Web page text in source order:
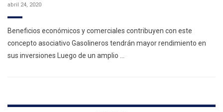
abril 24, 2020
Beneficios económicos y comerciales contribuyen con este
concepto asociativo Gasolineros tendrán mayor rendimiento en
sus inversiones Luego de un amplio …